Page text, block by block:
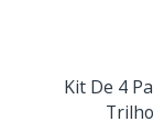
Kit De 4